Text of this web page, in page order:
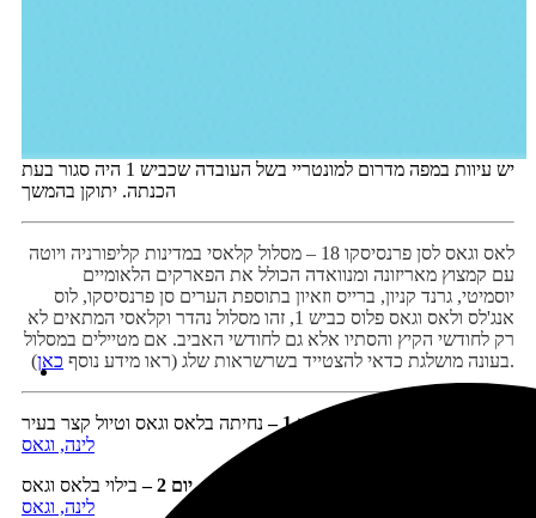
יש עיוות במפה מדרום למונטריי בשל העובדה שכביש 1 היה סגור בעת
הכנתה. יתוקן בהמשך
לאס וגאס לסן פרנסיסקו 18 – מסלול קלאסי במדינות קליפורניה ויוטה
עם קמצוץ מאריזונה ומנוואדה הכולל את הפארקים הלאומיים
יוסמיטי, גרנד קניון, ברייס וזאיון בתוספת הערים סן פרנסיסקו, לוס
אנג'לס ולאס וגאס פלוס כביש 1, זהו מסלול נהדר וקלאסי המתאים לא
רק לחודשי הקיץ והסתיו אלא גם לחודשי האביב. אם מטיילים במסלול
בעונה מושלגת כדאי להצטייד בשרשראות שלג (ראו מידע נוסף כאן ).
יום 1 –
נחיתה בלאס וגאס וטיול קצר בעיר
לינה, וגאס
יום 2 –
בילוי בלאס וגאס
לינה, וגאס